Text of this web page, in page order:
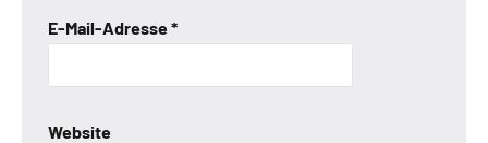
E-Mail-Adresse*
Website